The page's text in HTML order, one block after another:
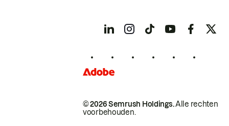
© 2026 Semrush Holdings.Alle rechten
voorbehouden.